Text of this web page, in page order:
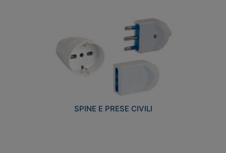
SPINE E PRESE CIVILI